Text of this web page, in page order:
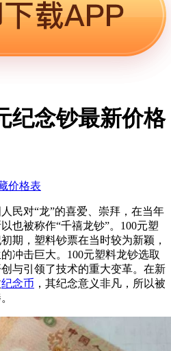
纪念钞最新价格
价格表
民对“龙”的喜爱、崇拜，在当年
也被称作“千禧龙钞”。100元塑
期，塑料钞票在当时较为新颖，
冲击巨大。100元塑料龙钞选取
与引领了技术的重大变革。在新
纪念币 ，其纪念意义非凡，所以被